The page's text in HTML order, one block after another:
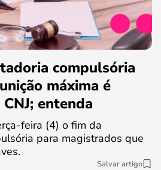
compulsória
máxima é
entenda
feira (4) o fim da
para magistrados que
Salvar artigo